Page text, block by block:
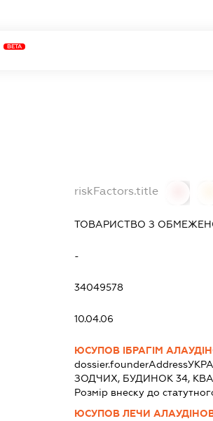
BETA
riskFactors.title
ТОВАРИСТВО З
-
34049578
10.04.06
ЮСУПОВ ІБРАГІМ
dossier.founderAddress
ЗОДЧИХ, БУДИНОК 34,
Розмір внеску до
ЮСУПОВ ЛЕЧИ